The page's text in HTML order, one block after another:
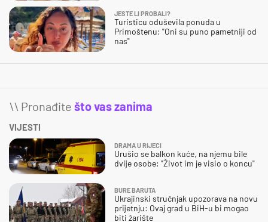
JESTE LI PROBALI?
Turisticu oduševila ponuda u
Primoštenu: "Oni su puno pametniji od
nas"
\\ Pronađite što vas zanima
VIJESTI
DRAMA U RIJECI
Urušio se balkon kuće, na njemu bile
dvije osobe: "Život im je visio o koncu"
BURE BARUTA
Ukrajinski stručnjak upozorava na novu
prijetnju: Ovaj grad u BiH-u bi mogao
biti žarište